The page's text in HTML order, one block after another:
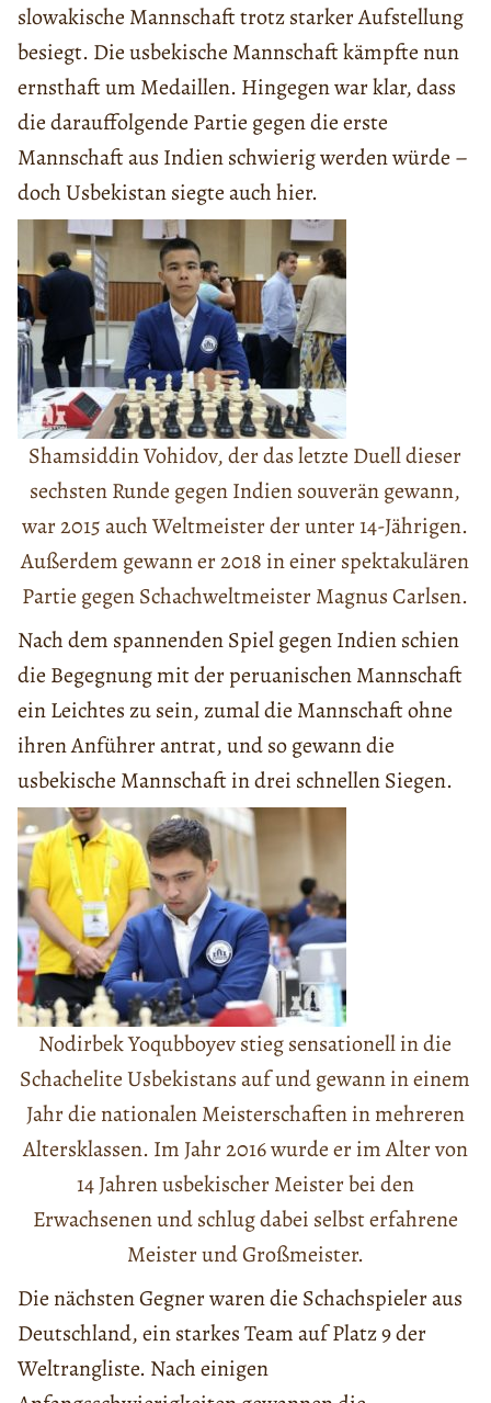
slowakische Mannschaft trotz starker Aufstellung
besiegt. Die usbekische Mannschaft kämpfte nun
ernsthaft um Medaillen. Hingegen war klar, dass
die darauffolgende Partie gegen die erste
Mannschaft aus Indien schwierig werden würde –
doch Usbekistan siegte auch hier.
Shamsiddin Vohidov, der das letzte Duell dieser
sechsten Runde gegen Indien souverän gewann,
war 2015 auch Weltmeister der unter 14-Jährigen.
Außerdem gewann er 2018 in einer spektakulären
Partie gegen Schachweltmeister Magnus Carlsen.
Nach dem spannenden Spiel gegen Indien schien
die Begegnung mit der peruanischen Mannschaft
ein Leichtes zu sein, zumal die Mannschaft ohne
ihren Anführer antrat, und so gewann die
usbekische Mannschaft in drei schnellen Siegen.
Nodirbek Yoqubboyev stieg sensationell in die
Schachelite Usbekistans auf und gewann in einem
Jahr die nationalen Meisterschaften in mehreren
Altersklassen. Im Jahr 2016 wurde er im Alter von
14 Jahren usbekischer Meister bei den
Erwachsenen und schlug dabei selbst erfahrene
Meister und Großmeister.
Die nächsten Gegner waren die Schachspieler aus
Deutschland, ein starkes Team auf Platz 9 der
Weltrangliste. Nach einigen